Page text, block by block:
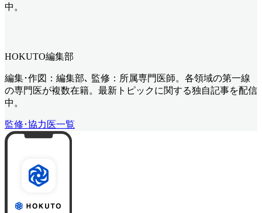
中。
HOKUTO編集部
編集･作図：編集部､ 監修：所属専門医師。各領域の第一線
の専門医が複数在籍。最新トピックに関する独自記事を配信
中。
監修･協力医一覧